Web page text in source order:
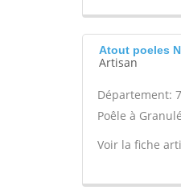
Atout poeles
Artisan
Département:
Poêle à
Voir la fiche